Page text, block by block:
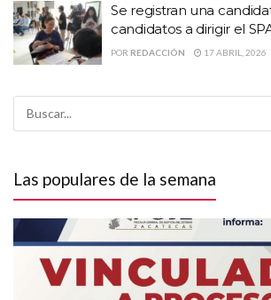
Se registran una
candidatos a dirigir el
POR REDACCIÓN 17 ABRIL, 2026
Las populares de la semana